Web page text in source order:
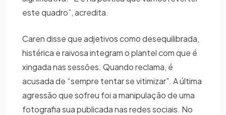
este quadro”, acredita.
Caren disse que adjetivos como desequilibrada,
histérica e raivosa integram o plantel com que é
xingada nas sessões. Quando reclama, é
acusada de “sempre tentar se vitimizar”. A última
agressão que sofreu foi a manipulação de uma
fotografia sua publicada nas redes sociais. No